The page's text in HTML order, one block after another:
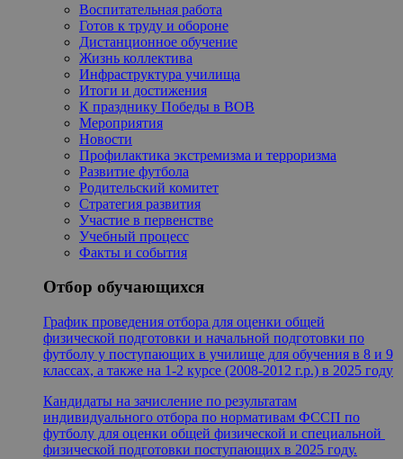
Воспитательная работа
Готов к труду и обороне
Дистанционное обучение
Жизнь коллектива
Инфраструктура училища
Итоги и достижения
К празднику Победы в ВОВ
Мероприятия
Новости
Профилактика экстремизма и терроризма
Развитие футбола
Родительский комитет
Стратегия развития
Участие в первенстве
Учебный процесс
Факты и события
Отбор обучающихся
График проведения отбора для оценки общей
физической подготовки и начальной подготовки по
футболу у поступающих в училище для обучения в 8 и 9
классах, а также на 1-2 курсе (2008-2012 г.р.) в 2025 году
Кандидаты на зачисление по результатам
индивидуального отбора по нормативам ФССП по
футболу для оценки общей физической и специальной
физической подготовки поступающих в 2025 году.